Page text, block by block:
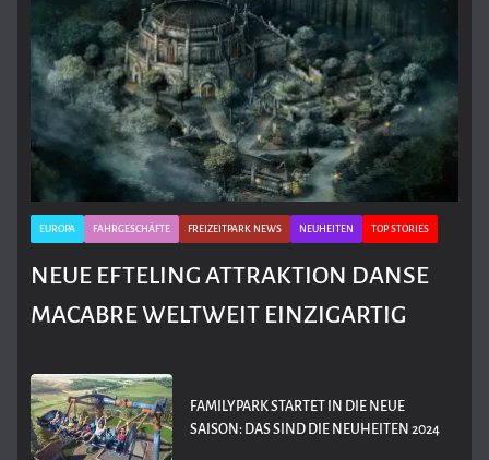
EUROPA FAHRGESCHÄFTE FREIZEITPARK NEWS NEUHEITEN TOP STORIES
NEUE EFTELING ATTRAKTION DANSE
MACABRE WELTWEIT EINZIGARTIG
FAMILYPARK STARTET IN DIE NEUE
SAISON: DAS SIND DIE NEUHEITEN 2024